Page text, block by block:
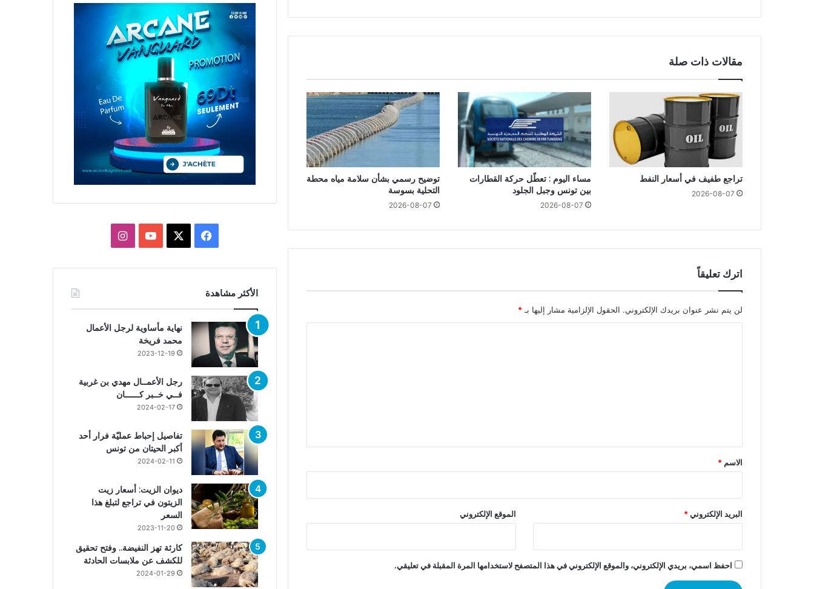
مقالات ذات صلة
تراجع طفيف في أسعار النفط
2026-08-07
مساء اليوم : تعطّل حركة القطارات
بين تونس وجبل الجلود
2026-08-07
توضيح رسمي بشأن سلامة مياه محطة
التحلية بسوسة
2026-08-07
اترك تعليقاً
لن يتم نشر عنوان بريدك الإلكتروني. الحقول الإلزامية مشار إليها بـ *
*
الاسم *
البريد الإلكتروني* الموقع الإلكتروني
احفظ اسمي، بريدي الإلكتروني، والموقع الإلكتروني في هذا المتصفح لاستخدامها المرة المقبلة في تعليقي.
فيسبوك يوتيوبانستقرام
الأكثر مشاهدة
نهاية مأساوية لرجل الأعمال
محمد فريخة
2023-12-19
رجل الأعمــال مهدي بن غربية
فــي خــبر كــــــان
2024-02-17
تفاصيل إحباط عمليّة فرار أحد
أكبر الحيتان من تونس
2024-02-11
ديوان الزيت: أسعار زيت
الزيتون في تراجع لتبلغ هذا
السعر
2023-11-20
كارثة تهز النفيضة.. وفتح تحقيق
للكشف عن ملابسات الحادثة
2024-01-29